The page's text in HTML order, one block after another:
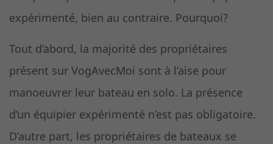
expérimenté, bien au contraire. Pourquoi?
Tout d’abord, la majorité des propriétaires
présent sur VogAvecMoi sont à l’aise pour
manoeuvrer leur bateau en solo. La présence
d’un équipier expérimenté n’est pas obligatoire.
D’autre part, les propriétaires de bateaux se